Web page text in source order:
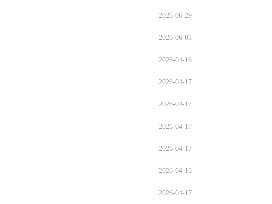
2026-06-29
2026-06-01
2026-04-16
2026-04-17
2026-04-17
2026-04-17
2026-04-17
2026-04-16
2026-04-17